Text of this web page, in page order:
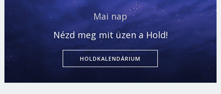
Mai nap
Nézd meg mit üzen a Hold!
HOLDKALENDÁRIUM